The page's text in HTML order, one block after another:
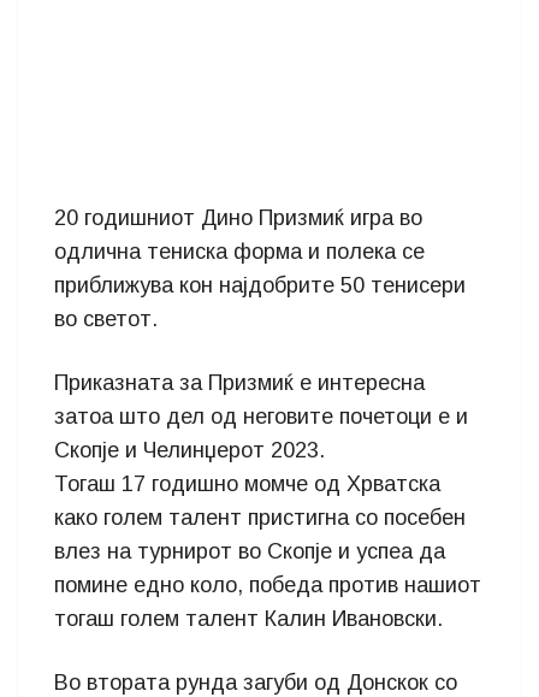
20 годишниот Дино Призмиќ игра во
одлична тениска форма и полека се
приближува кон најдобрите 50 тенисери
во светот.
Приказната за Призмиќ е интересна
затоа што дел од неговите почетоци е и
Скопје и Челинџерот 2023.
Тогаш 17 годишно момче од Хрватска
како голем талент пристигна со посебен
влез на турнирот во Скопје и успеа да
помине едно коло, победа против нашиот
тогаш голем талент Калин Ивановски.
Во втората рунда загуби од Донскок со